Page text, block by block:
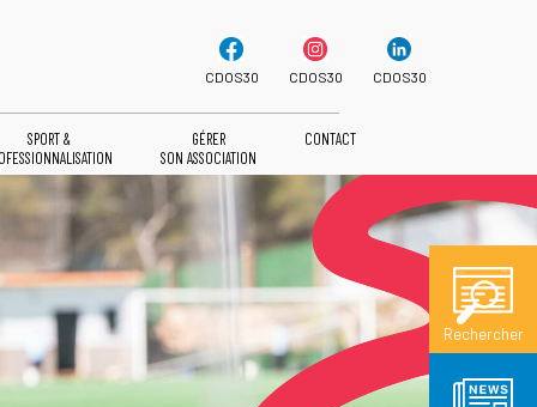
CDOS30 CDOS30 CDOS30
Rechercher
SPORT &
GÉRER
SON ASSOCIATION
CONTACT